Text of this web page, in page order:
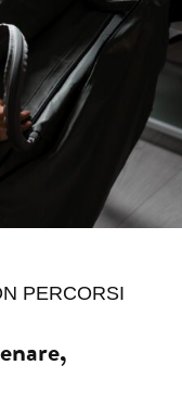
PERCORSI